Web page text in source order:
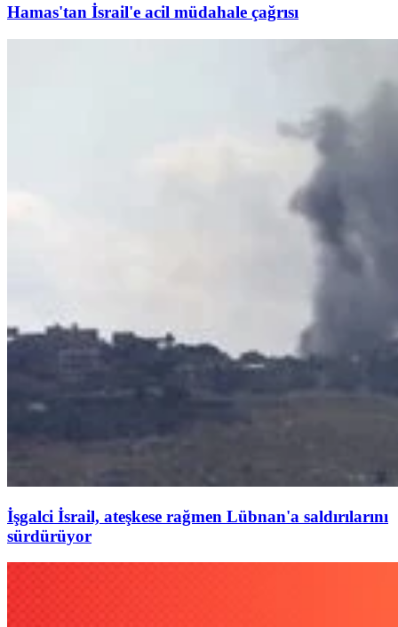
Hamas'tan İsrail'e acil müdahale çağrısı
İşgalci İsrail, ateşkese rağmen Lübnan'a saldırılarını
sürdürüyor